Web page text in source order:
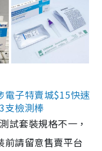
電子特賣城$15快速
支檢測棒
試套裝規格不一，
前請留意售賣平台